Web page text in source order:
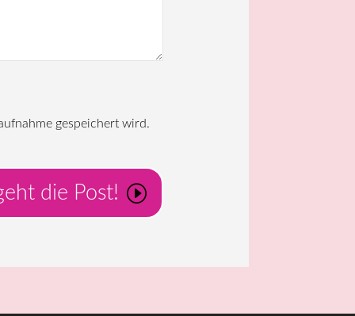
gespeichert wird.
die Post!